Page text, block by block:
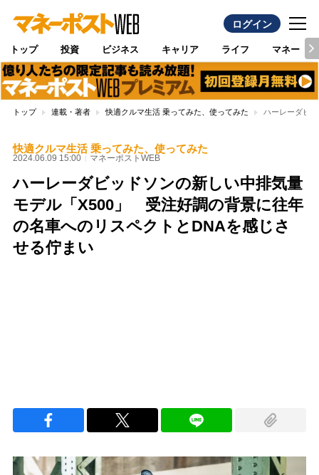
ログイン
トップ 投資 ビジネス キャリア ライフ マネー
トップ 連載・著者 快適クルマ生活 乗ってみた、使ってみた ハーレーダビ
快適クルマ生活 乗ってみた、使ってみた
2024.06.09 15:00 マネーポストWEB
ハーレーダビッドソンの新しい中排気量
モデル「X500」 受注好調の背景に往年
の名車へのリスペクトとDNAを感じさ
せる佇まい